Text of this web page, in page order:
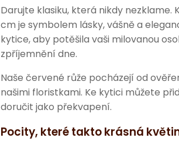
Darujte klasiku, která nikdy
cm je symbolem lásky, vášně a
kytice, aby potěšila vaši milovanou
zpříjemnění dne.
Naše červené růže pocházejí od
našimi floristkami. Ke kytici můžete
doručit jako překvapení.
Pocity, které takto krásná